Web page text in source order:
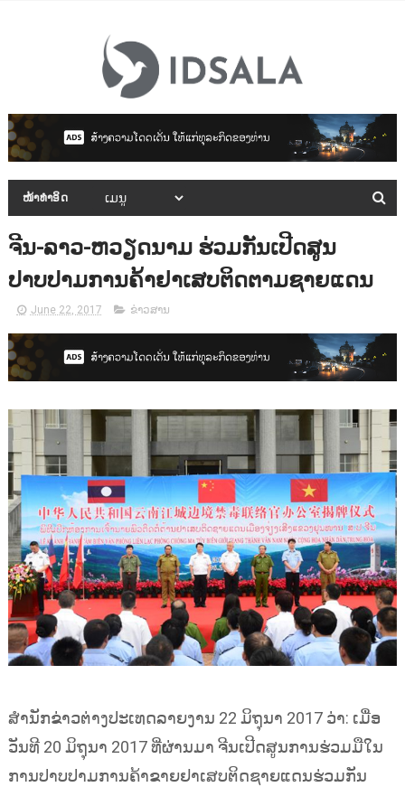
ໜ້າທຳອິດ
ຈີນ-ລາວ-ຫວຽດນາມ ຮ່ວມກັນເປີດສູນ
ປາບປາມການຄ້າຢາເສບຕິດຕາມຊາຍແດນ
June 22, 2017 ຂ່າວສານ
ສຳນັກຂ່າວຕ່າງປະເທດລາຍງານ 22 ມິຖຸນາ 2017 ວ່າ: ເມື່ອ
ວັນທີ 20 ມິຖຸນາ 2017 ທີ່ຜ່ານມາ ຈີນເປີດສູນການຮ່ວມມືໃນ
ການປາບປາມການຄ້າຂາຍຢາເສບຕິດຊາຍແດນຮ່ວມກັນ